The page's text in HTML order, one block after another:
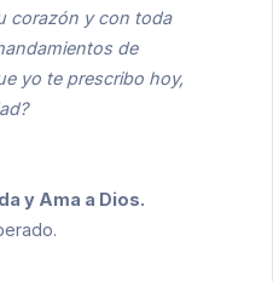
corazón y con toda
de
yo te prescribo hoy,
y Ama a Dios.